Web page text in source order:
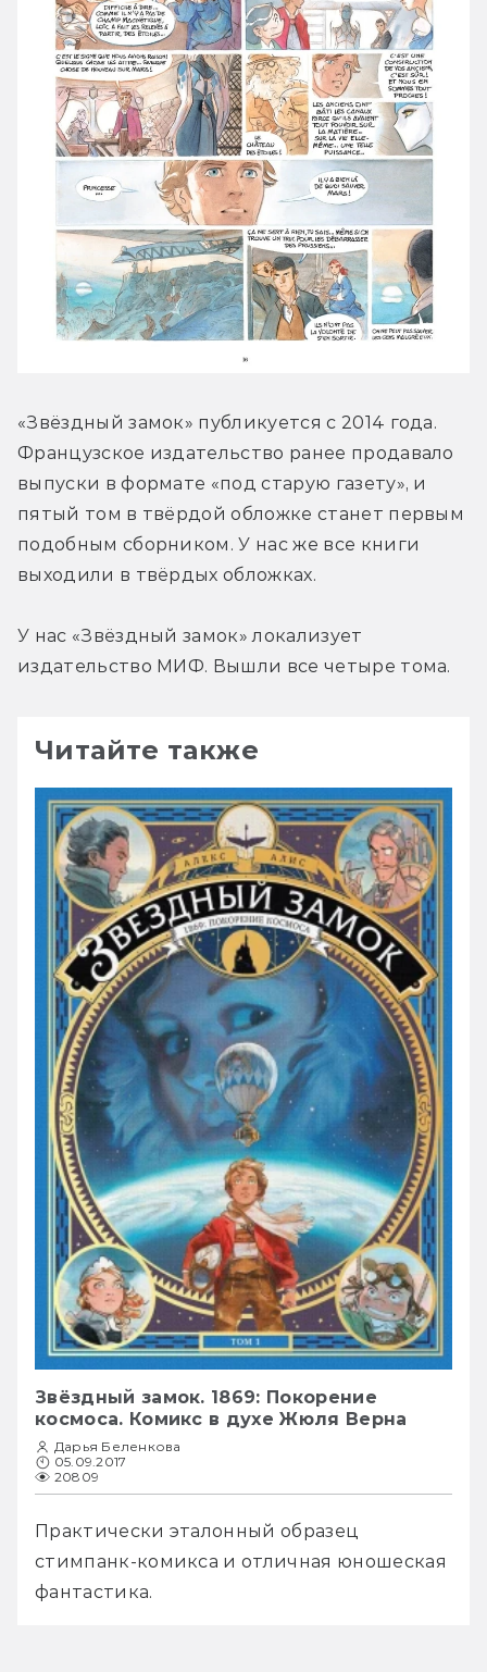
«Звёздный замок» публикуется с 2014 года.
Французское издательство ранее продавало
выпуски в формате «под старую газету», и
пятый том в твёрдой обложке станет первым
подобным сборником. У нас же все книги
выходили в твёрдых обложках.
У нас «Звёздный замок» локализует
издательство МИФ. Вышли все четыре тома.
Читайте также
Звёздный замок. 1869: Покорение
космоса. Комикс в духе Жюля Верна
Дарья Беленкова
05.09.2017
20809
Практически эталонный образец
стимпанк-комикса и отличная юношеская
фантастика.